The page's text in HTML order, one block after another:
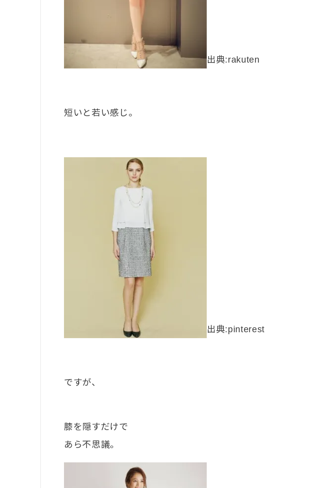
出典:rakuten
短いと若い感じ。
出典:pinterest
ですが、
膝を隠すだけで
あら不思議。